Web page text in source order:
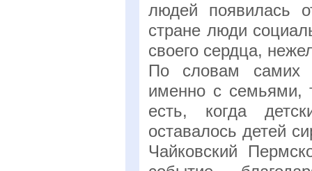
людей появилась
стране люди
своего сердца,
По словам самих
именно с семьями,
есть, когда
оставалось детей
Чайковский